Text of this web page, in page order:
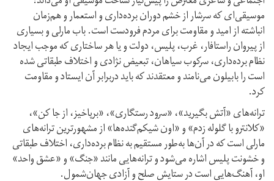
موسیقی‌ای که سرشار از خشم دوران برده‌داری و استعمار و هم‌زمان
انباشته از امید و مقاومت برای مردم فرودست است. باب مارلی و بسیاری
از پیروان راستافار، غرب، پلیس، دولت و یا هر ساختاری که موجب ایجاد
نظام برده‌داری، سرکوب سیاهان، تبعیض نژادی و اختلاف طبقاتی شده
است را بابیلون می‌نامند و معتقدند که باید دربرابر آن ایستاد و مقاومت
کرد.
ترانه‌های «آتش بگیرید»، «سرود رستگاری»، «برپاخیز، از جا کن»،
«کلانترو با گلوله زدم» و «اون شیکم‌گنده‌ها» از مشهورترین ترانه‌های
مارلی است که در آن‌ها به‌طور مستقیم به نظام برده‌داری، اختلاف طبقاتی
و خشونت پلیس اشاره می‌شود و ترانه‌هایی مانند «جنگ» و «عشق واحد»
او، آهنگ‌هایی است در ستایش صلح و آزادی جهان‌شمول.